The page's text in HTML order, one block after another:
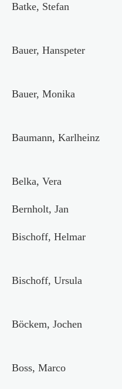
Batke, Stefan
Bauer, Hanspeter
Bauer, Monika
Baumann, Karlheinz
Belka, Vera
Bernholt, Jan
Bischoff, Helmar
Bischoff, Ursula
Böckem, Jochen
Boss, Marco